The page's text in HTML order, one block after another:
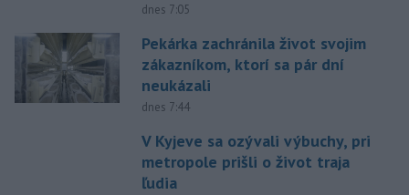
dnes 7:05
Pekárka zachránila život svojim
zákazníkom, ktorí sa pár dní
neukázali
dnes 7:44
V Kyjeve sa ozývali výbuchy, pri
metropole prišli o život traja
ľudia